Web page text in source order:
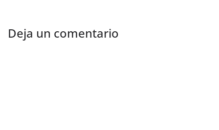
Deja un comentario